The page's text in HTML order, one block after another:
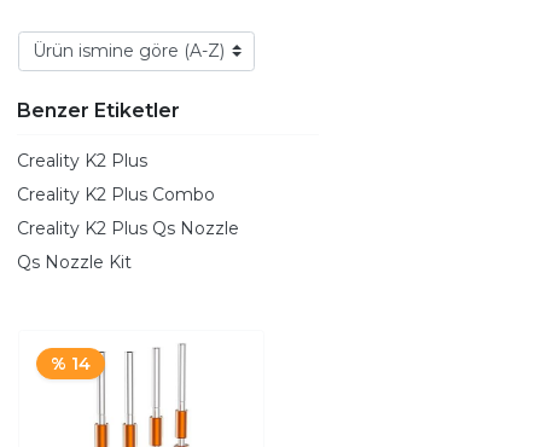
Benzer Etiketler
Creality K2 Plus
Creality K2 Plus Combo
Creality K2 Plus Qs Nozzle
Qs Nozzle Kit
% 14